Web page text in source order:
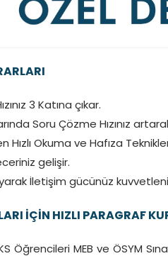
3 Katına çıkar.
Soru Çözme Hızınız
Okuma ve Hafıza Teknikleri
gelişir.
İletişim gücünüz
İÇİN HIZLI PARAGRAF
Öğrencileri MEB ve ÖSYM